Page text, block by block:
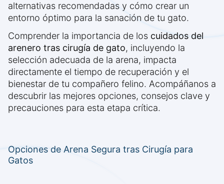
alternativas recomendadas y cómo crear un
entorno óptimo para la sanación de tu gato.
Comprender la importancia de los cuidados del
arenero tras cirugía de gato, incluyendo la
selección adecuada de la arena, impacta
directamente el tiempo de recuperación y el
bienestar de tu compañero felino. Acompáñanos a
descubrir las mejores opciones, consejos clave y
precauciones para esta etapa crítica.
Opciones de Arena Segura tras Cirugía para
Gatos